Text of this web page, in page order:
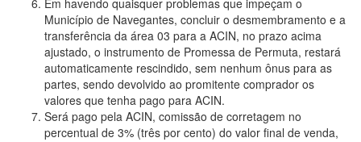
Em havendo quaisquer problemas que impeçam o
Município de Navegantes, concluir o desmembramento e a
transferência da área 03 para a ACIN, no prazo acima
ajustado, o instrumento de Promessa de Permuta, restará
automaticamente rescindido, sem nenhum ônus para as
partes, sendo devolvido ao promitente comprador os
valores que tenha pago para ACIN.
Será pago pela ACIN, comissão de corretagem no
percentual de 3% (três por cento) do valor final de venda,